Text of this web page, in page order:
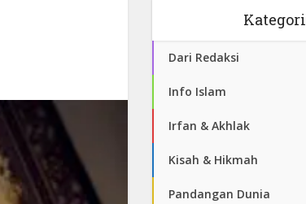
Kategori
Dari Redaksi
Info Islam
Irfan & Akhlak
Kisah & Hikmah
Pandangan Dunia